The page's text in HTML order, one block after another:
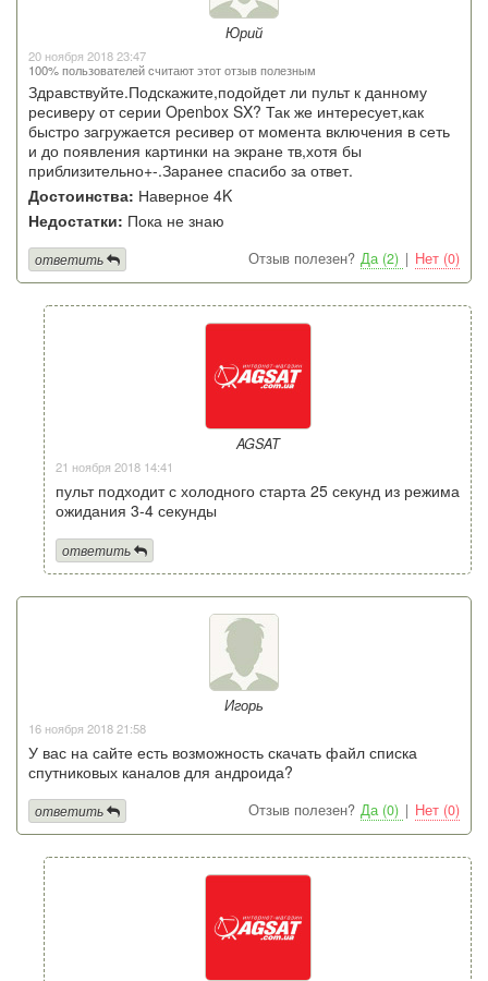
Юрий
20 ноября 2018 23:47
100% пользователей считают этот отзыв полезным
Здравствуйте.Подскажите,подойдет ли пульт к данному
ресиверу от серии Openbox SX? Так же интересует,как
быстро загружается ресивер от момента включения в сеть
и до появления картинки на экране тв,хотя бы
приблизительно+-.Заранее спасибо за ответ.
Достоинства: Наверное 4K
Недостатки: Пока не знаю
Отзыв полезен? Да (2) | Нет (0)
ответить
AGSAT
21 ноября 2018 14:41
пульт подходит с холодного старта 25 секунд из режима
ожидания 3-4 секунды
ответить
Игорь
16 ноября 2018 21:58
У вас на сайте есть возможность скачать файл списка
спутниковых каналов для андроида?
Отзыв полезен? Да (0) | Нет (0)
ответить